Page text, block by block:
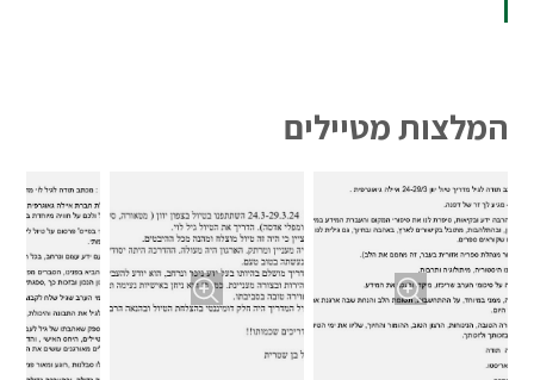
המלצות מטיילים